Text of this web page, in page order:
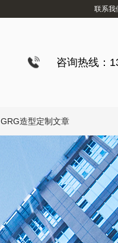
联系我
咨询热线：
GRG造型定制文章